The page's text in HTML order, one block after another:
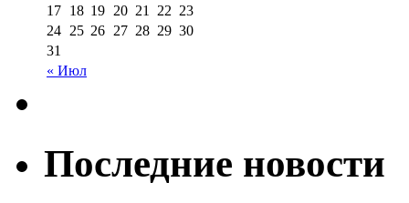
« Июл
17 18 19 20 21 22 23
24 25 26 27 28 29 30
31
Последние новости